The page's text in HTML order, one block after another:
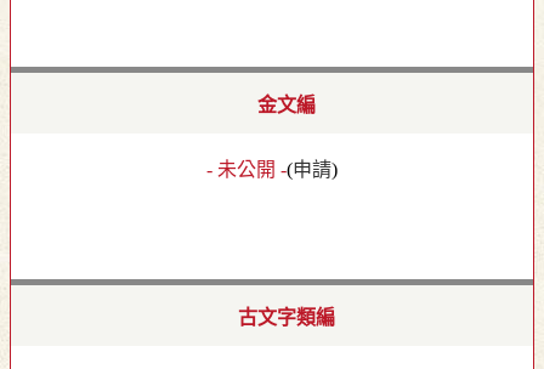
金文編
- 未公開 -(申請)
古文字類編